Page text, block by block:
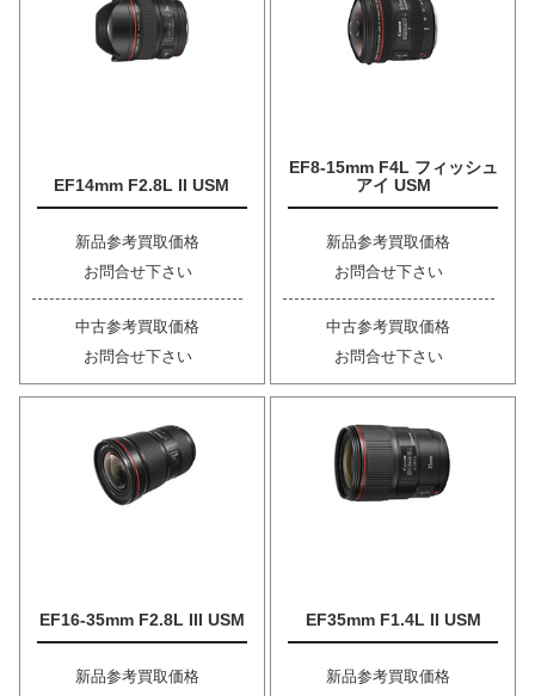
EF14mm F2.8L II USM
新品参考買取価格
お問合せ下さい
中古参考買取価格
お問合せ下さい
EF8-15mm F4L フィッシュ
アイ USM
新品参考買取価格
お問合せ下さい
中古参考買取価格
お問合せ下さい
EF16-35mm F2.8L III USM
新品参考買取価格
EF35mm F1.4L II USM
新品参考買取価格